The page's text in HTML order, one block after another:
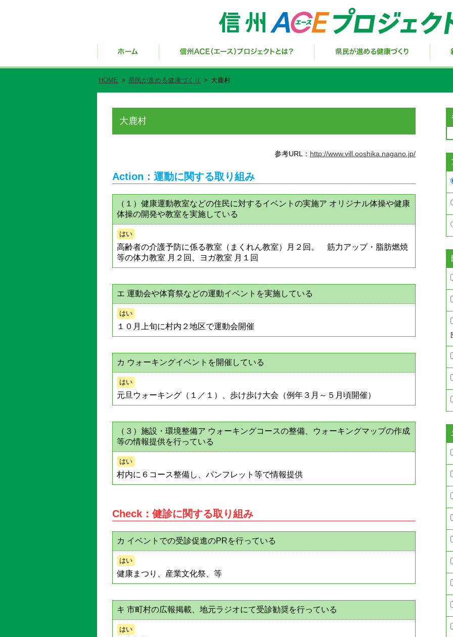
HOME > 県民が進める健康づくり > 大鹿村
大鹿村
参考URL： http://www.vill.ooshika.nagano.jp/
Action：運動に関する取り組み
（１）健康運動教室などの住民に対するイベントの実施ア オリジナル体操や健康
体操の開発や教室を実施している
はい
高齢者の介護予防に係る教室（まくれん教室）月２回。 筋力アップ・脂肪燃焼
等の体力教室 月２回、ヨガ教室 月１回
エ 運動会や体育祭などの運動イベントを実施している
はい
１０月上旬に村内２地区で運動会開催
カ ウォーキングイベントを開催している
はい
元旦ウォーキング（１／１）、歩け歩け大会（例年３月～５月頃開催）
（３）施設・環境整備ア ウォーキングコースの整備、ウォーキングマップの作成
等の情報提供を行っている
はい
村内に６コース整備し、パンフレット等で情報提供
Check：健診に関する取り組み
カ イベントでの受診促進のPRを行っている
はい
健康まつり、産業文化祭、等
キ 市町村の広報掲載、地元ラジオにて受診勧奨を行っている
はい